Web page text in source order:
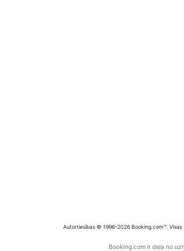
Autortiesības © 1996–2026 Booking.com™. Visas
Booking.com ir daļa no